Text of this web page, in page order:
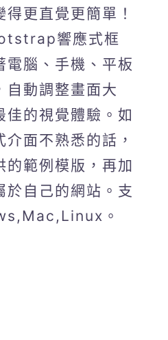
更直覺更簡單！
響應式框
電腦、手機、平板
自動調整畫面大
佳的視覺體驗。如
面不熟悉的話，
的範例模版，再加
於自己的網站。支
。